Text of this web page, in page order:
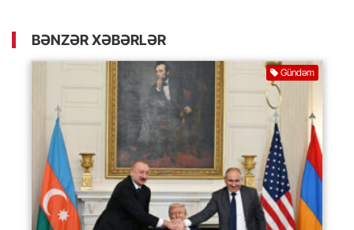
BƏNZƏR XƏBƏRLƏR
Gündəm